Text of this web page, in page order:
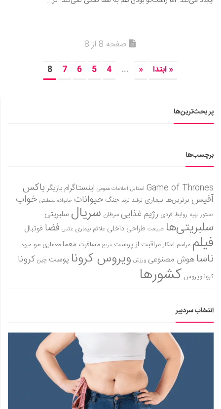
صفحه 8 از 8
« ابتدا «
...
4
5
6
7
8
پر بحث‌ترین‌ها
برچسب‌ها
Game of Thrones استایل اطلاعات عمومی اینستاگرام بازیگر باکس
آفیس برترین‌ها بیماری ترفند ترند جنگ حیوانات خانواده سلطنتی خواب
دستور تهیه روابط فردی رژیم غذاییسرطان سریال سلبریتی
سلبریتی‌ها طبیعت طراحی داخلی علائم بیماری عکس فضا فوتبال
فیلم مراسم اسکارمراقبت از پوست مریخ مسافرت معمامعماری مو میوه
ناساهوش مصنوعی ورزش ویروس کرونا پوست چین کرونا
کروناویروس کشورها
انتخاب سردبیر